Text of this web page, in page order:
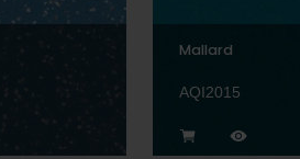
Mallard
AQI2015